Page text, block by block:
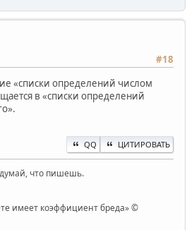
#18
«списки определений числом
в «списки определений
QQ ЦИТИРОВАТЬ
что пишешь.
имеет коэффициент бреда» ©